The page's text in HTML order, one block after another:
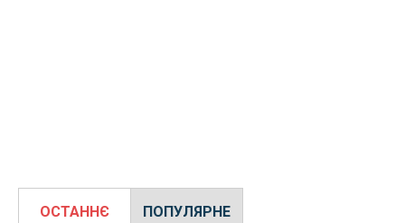
ОСТАННЄ ПОПУЛЯРНЕ